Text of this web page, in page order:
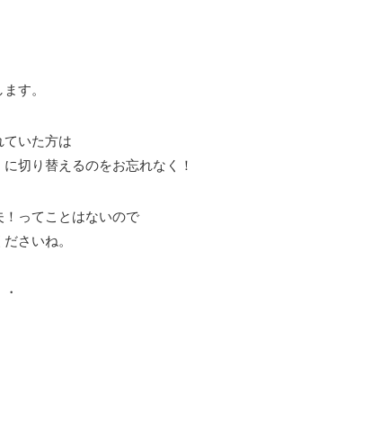
す。
いた方は
切り替えるのをお忘れなく！
ってことはないので
さいね。